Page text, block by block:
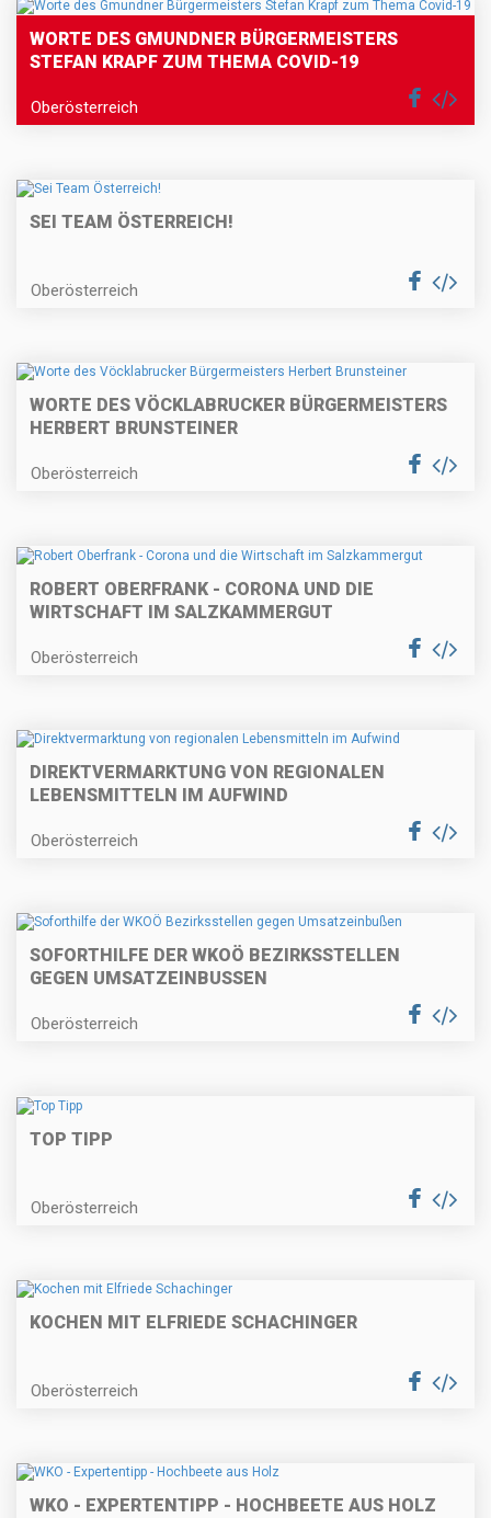
WORTE DES GMUNDNER BÜRGERMEISTERS
STEFAN KRAPF ZUM THEMA COVID-19
Oberösterreich
SEI TEAM ÖSTERREICH!
Oberösterreich
WORTE DES VÖCKLABRUCKER BÜRGERMEISTERS
HERBERT BRUNSTEINER
Oberösterreich
ROBERT OBERFRANK - CORONA UND DIE
WIRTSCHAFT IM SALZKAMMERGUT
Oberösterreich
DIREKTVERMARKTUNG VON REGIONALEN
LEBENSMITTELN IM AUFWIND
Oberösterreich
SOFORTHILFE DER WKOÖ BEZIRKSSTELLEN
GEGEN UMSATZEINBUSSEN
Oberösterreich
TOP TIPP
Oberösterreich
KOCHEN MIT ELFRIEDE SCHACHINGER
Oberösterreich
WKO - EXPERTENTIPP - HOCHBEETE AUS HOLZ